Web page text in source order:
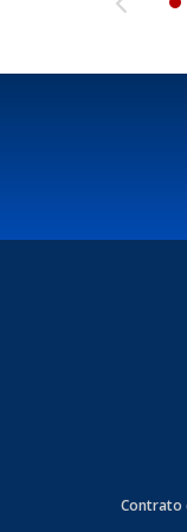
Contrato